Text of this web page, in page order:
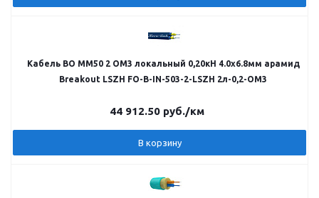
Кабель ВО MM50 2 OM3 локальный 0,20кН 4.0х6.8мм арамид
Breakout LSZH FO-B-IN-503-2-LSZH 2л-0,2-OM3
44 912.50 руб./км
В корзину